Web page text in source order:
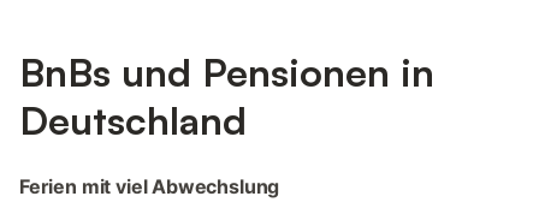
BnBs und Pensionen in
Deutschland
Ferien mit viel Abwechslung